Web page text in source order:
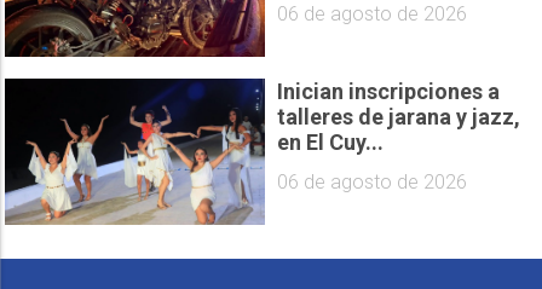
06 de agosto de 2026
Inician inscripciones a
talleres de jarana y jazz,
en El Cuy...
06 de agosto de 2026